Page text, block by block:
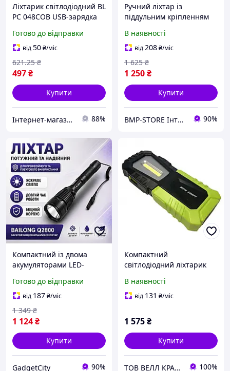
Ліхтарик світлодіодний BL
PC 048COB USB-зарядка
компактний із
кріпленням і магнітом
Готово до відправки
від50₴/міс
497₴
621.25 ₴
Купити
Інтернет-магазин Min Price 88%
Ручний ліхтар із
піддульним кріпленням
тактичний, 3 акумулятори
Чорний SWNK
В наявності
від208₴/міс
1 250₴
1 625 ₴
Купити
BMP-STORE Інтернет магазин 90%
Компактний із двома
акумуляторами LED-
Тактичний ліхтар з
фокусуванням променя,
Яскраве біле світло
Готово до відправки
від 187₴/міс
1 124₴
1 349 ₴
Купити
GadgetCity 90%
Компактний
світлодіодний ліхтарик
магнітним кріпленням
В наявності
від 131 ₴/міс
1 575₴
Купити
ТОВ ВЕЛЛ КРАФТ 100%